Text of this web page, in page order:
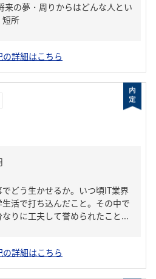
来の夢・周りからはどんな人とい
短所
の詳細はこちら
どう生かせるか。いつ頃IT業界
活で打ち込んだこと。その中で
りに工夫して誉められたこと...
の詳細はこちら